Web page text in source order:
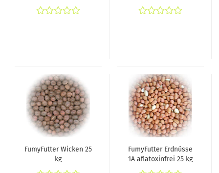
FumyFutter Wicken 25
kg
FumyFutter Erdnüsse
1A aflatoxinfrei 25 kg